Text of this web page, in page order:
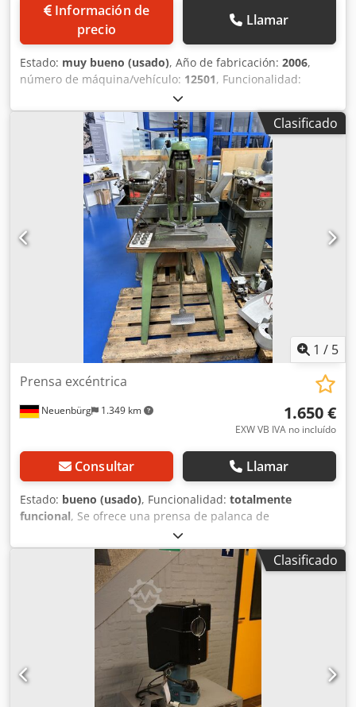
Información de
precio
Llamar
Estado: muy bueno (usado), Año de fabricación: 2006,
número de máquina/vehículo: 12501, Funcionalidad:
, fuerza de prensado:
la mesa:222 mm, longitud de la mesa:322 mm, peso
450 kg, altura de instalación:197 mm, ajuste del
30 mm, ajuste de carrera:42 mm, Prensa
excéntrica San Giacomo T 10V CE de segunda mano en
muy buen estado, con bastidor inferior para transporte
con transpaleta. Más detalles a petición. Cedpfjx A Ah Tex
Clasificado
1 / 5
Neuenbürg 1.349 km
Prensa excéntrica
1.650 €
EXW VB IVA no incluído
Consultar Llamar
Estado: bueno (usado), Funcionalidad: totalmente
funcional, Se ofrece una prensa de palanca de
rodilla/prensa de pie que incluye un conjunto de
herramientas de calibración. La máquina se utilizó en la
producción de anillos de boda. Las herramientas de
calibración tienen tamaños de anillo europeos de 82 a 39.
La prensa y las herramientas están usadas, pero en
bastante buen estado. La prensa pesa unos 150 kg. Cjdpfx
Aevy Dutohtorf
Clasificado